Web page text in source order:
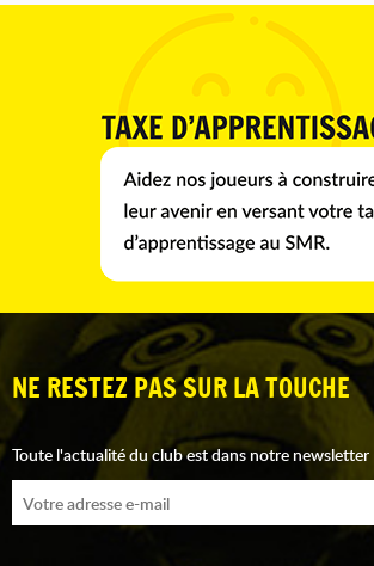
NE RESTEZ PAS SUR LA TOUCHE
Toute l'actualité du club est dans notre newsletter